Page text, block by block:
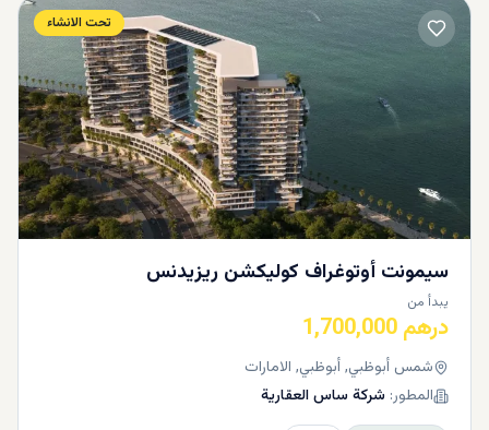
تحت الانشاء
سيمونت أوتوغراف كوليكشن ريزيدنس
يبدأ من
درهم 1,700,000
شمس أبوظبي, أبوظبي, الامارات
المطور: شركة ساس العقارية